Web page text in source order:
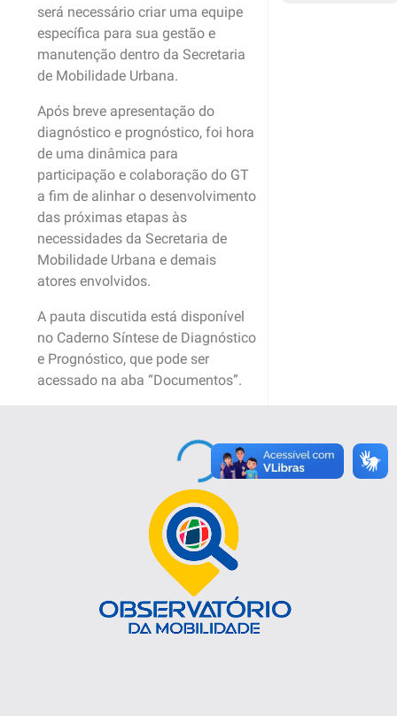
será necessário criar uma equipe
específica para sua gestão e
manutenção dentro da Secretaria
de Mobilidade Urbana.
Após breve apresentação do
diagnóstico e prognóstico, foi hora
de uma dinâmica para
participação e colaboração do GT
a fim de alinhar o desenvolvimento
das próximas etapas às
necessidades da Secretaria de
Mobilidade Urbana e demais
atores envolvidos.
A pauta discutida está disponível
no Caderno Síntese de Diagnóstico
e Prognóstico, que pode ser
acessado na aba “Documentos”.